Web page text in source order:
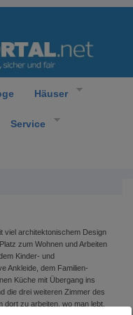
Häuser
Service
viel architektonischem Design
zum Wohnen und Arbeiten
Kinder- und
Ankleide, dem Familien-
Küche mit Übergang ins
die drei weiteren Zimmer des
dort zu arbeiten, wo man lebt.